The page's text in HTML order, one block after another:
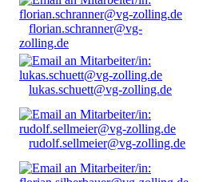
florian.schranner@vg-
zolling.de
lukas.schuett@vg-zolling.de
rudolf.sellmeier@vg-zolling.de